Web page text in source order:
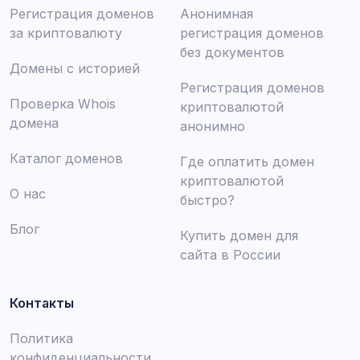
Регистрация доменов
за криптовалюту
Домены с историей
Проверка Whois
домена
Каталог доменов
О нас
Блог
Анонимная
регистрация доменов
без документов
Регистрация доменов
криптовалютой
анонимно
Где оплатить домен
криптовалютой
быстро?
Купить домен для
сайта в России
Контакты
Политика